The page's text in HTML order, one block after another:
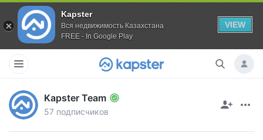
Kapster
Вся недвижимость Казахстана
FREE - In Google Play
VIEW
Kapster Team
57 подписчиков